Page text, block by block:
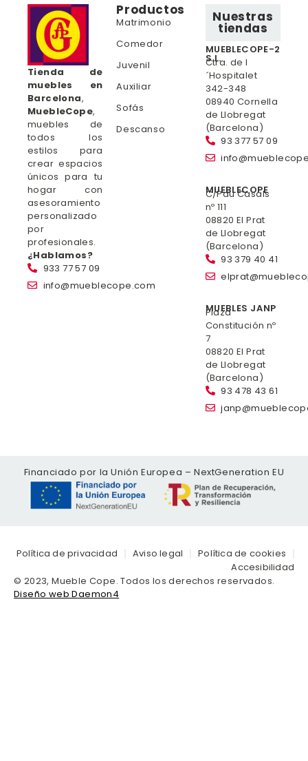
Tienda de
muebles en
Barcelona,
MuebleCope,
muebles de
todos los
estilos para
crear espacios
únicos para tu
hogar con
asesoramiento
personalizado
por
profesionales.
¿Hablamos?
933 77 57 09
info@mueblecope.com
Productos
Matrimonio
Comedor
Juvenil
Auxiliar
Sofás
Descanso
Nuestras
tiendas
MUEBLECOPE-2
S.L.
Ctra. de l
´Hospitalet
342-348
08940 Cornella
de Llobregat
(Barcelona)
93 377 57 09
MUEBLECOPE
C/Pau Casals
nº 111
08820 El Prat
de Llobregat
(Barcelona)
93 379 40 41
MUEBLES JANP
Plaza
Constitución nº
7
08820 El Prat
de Llobregat
(Barcelona)
93 478 43 61
Financiado por la Unión Europea – NextGeneration EU
© 2023, Mueble Cope. Todos los derechos reservados.
Diseño web Daemon4
Política de privacidad Aviso legal
Política de cookies
Accesibilidad